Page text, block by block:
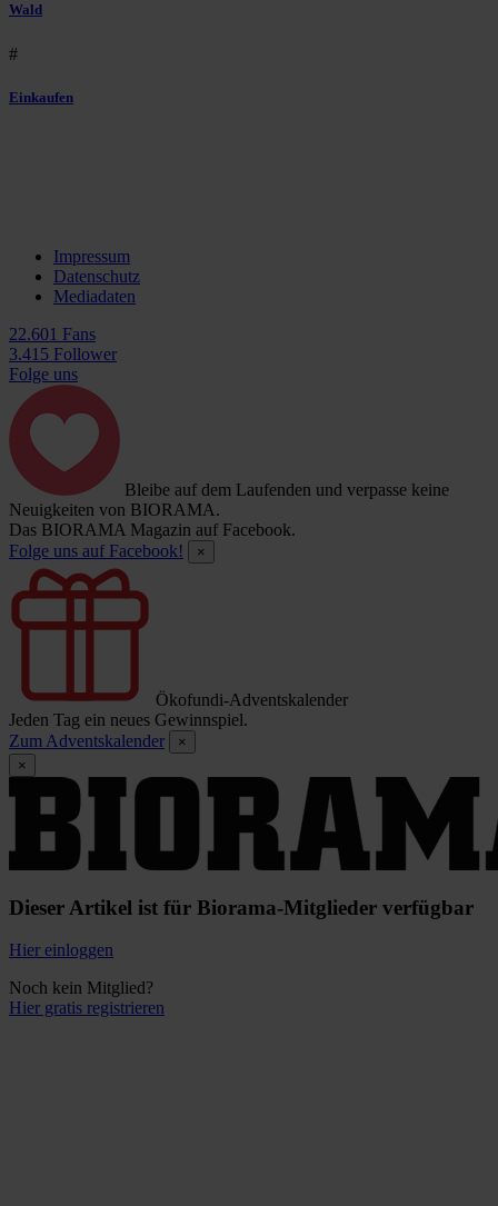
Wald
#
Einkaufen
Impressum
Datenschutz
Mediadaten
22.601 Fans
3.415 Follower
Folge uns
Bleibe auf dem Laufenden und verpasse keine
Neuigkeiten von BIORAMA.
Das BIORAMA Magazin auf Facebook.
Folge uns auf Facebook!
×
Ökofundi-Adventskalender
Jeden Tag ein neues Gewinnspiel.
Zum Adventskalender
×
×
Dieser Artikel ist für Biorama-Mitglieder verfügbar
Hier einloggen
Noch kein Mitglied?
Hier gratis registrieren